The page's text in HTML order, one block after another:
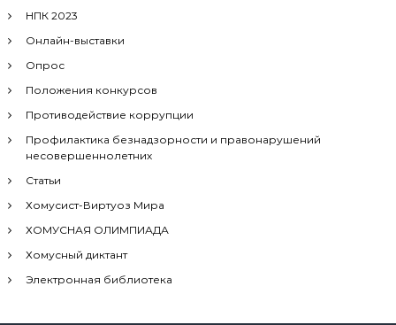
НПК 2023
Онлайн-выставки
Опрос
Положения конкурсов
Противодействие коррупции
Профилактика безнадзорности и правонарушений
несовершеннолетних
Статьи
Хомусист-Виртуоз Мира
ХОМУСНАЯ ОЛИМПИАДА
Хомусный диктант
Электронная библиотека